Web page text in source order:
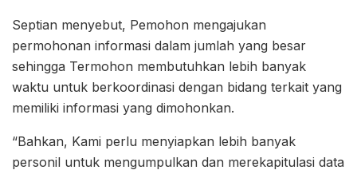
Septian menyebut, Pemohon mengajukan
permohonan informasi dalam jumlah yang besar
sehingga Termohon membutuhkan lebih banyak
waktu untuk berkoordinasi dengan bidang terkait yang
memiliki informasi yang dimohonkan.
“Bahkan, Kami perlu menyiapkan lebih banyak
personil untuk mengumpulkan dan merekapitulasi data